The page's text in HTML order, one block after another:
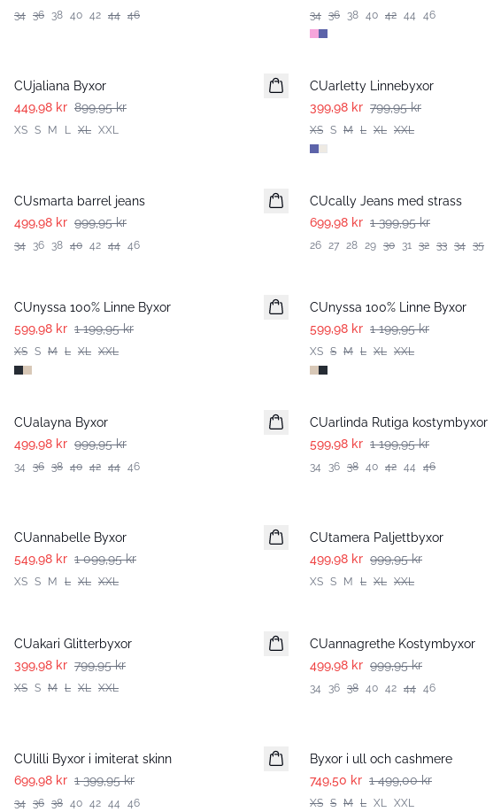
34 36 38 40 42 44 46 34 36 38 40 42 44 46
CUjaliana Byxor
449,98 kr 899,95 kr
XS S M L XL XXL
CUarletty Linnebyxor
399,98 kr 799,95 kr
XS S M L XL XXL
CUsmarta barrel jeans
499,98 kr 999,95 kr
34 36 38 40 42 44 46
CUcally Jeans med strass
699,98 kr 1 399,95 kr
26 27 28 29 30 31 32 33 34 35
CUnyssa 100% Linne Byxor
599,98 kr 1 199,95 kr
XS S M L XL XXL
CUnyssa 100% Linne Byxor
599,98 kr 1 199,95 kr
XS S M L XL XXL
CUalayna Byxor
499,98 kr 999,95 kr
34 36 38 40 42 44 46
CUarlinda Rutiga kostymbyxor
599,98 kr 1 199,95 kr
34 36 38 40 42 44 46
CUannabelle Byxor
549,98 kr 1 099,95 kr
XS S M L XL XXL
CUtamera Paljettbyxor
499,98 kr 999,95 kr
XS S M L XL XXL
CUakari Glitterbyxor
399,98 kr 799,95 kr
XS S M L XL XXL
CUannagrethe Kostymbyxor
499,98 kr 999,95 kr
34 36 38 40 42 44 46
CUlilli Byxor i imiterat skinn
699,98 kr 1 399,95 kr
34 36 38 40 42 44 46
Byxor i ull och cashmere
749,50 kr 1 499,00 kr
XS S M L XL XXL